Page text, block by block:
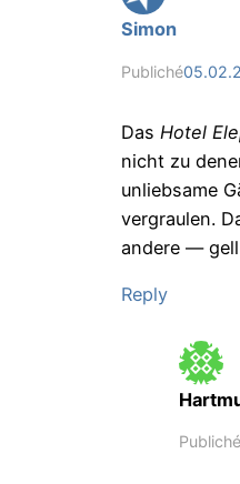
Simon
Publiché
Das Hotel
nicht zu
unliebsame
vergraulen.
andere —
Reply
Publiché